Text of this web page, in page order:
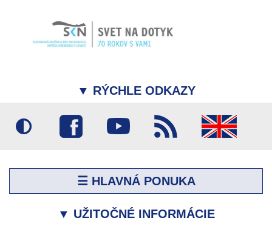
▼ RÝCHLE ODKAZY
☰ HLAVNÁ PONUKA
▼ UŽITOČNÉ INFORMÁCIE